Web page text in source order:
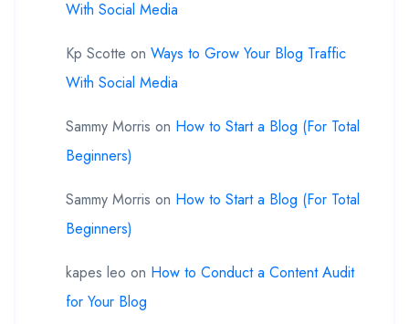
With Social Media
Kp Scotte on Ways to Grow Your Blog Traffic
With Social Media
Sammy Morris on How to Start a Blog (For Total
Beginners)
Sammy Morris on How to Start a Blog (For Total
Beginners)
kapes leo on How to Conduct a Content Audit
for Your Blog